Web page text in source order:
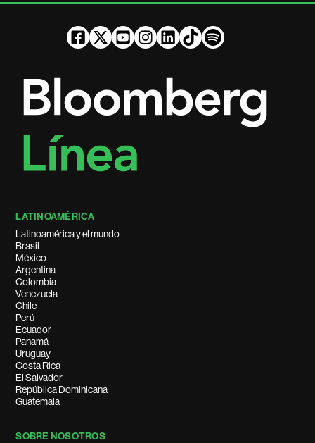
LATINOAMÉRICA
Latinoamérica y el mundo
Brasil
México
Argentina
Colombia
Venezuela
Chile
Perú
Ecuador
Panamá
Uruguay
Costa Rica
El Salvador
República Dominicana
Guatemala
SOBRE NOSOTROS